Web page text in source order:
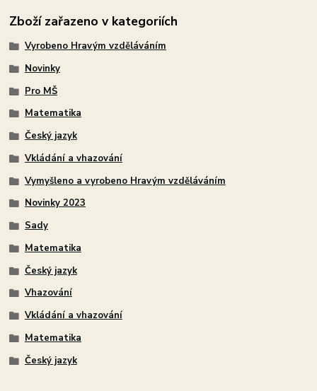
Zboží zařazeno v kategoriích
Vyrobeno Hravým vzděláváním
Novinky
Pro MŠ
Matematika
Český jazyk
Vkládání a vhazování
Vymyšleno a vyrobeno Hravým vzděláváním
Novinky 2023
Sady
Matematika
Český jazyk
Vhazování
Vkládání a vhazování
Matematika
Český jazyk